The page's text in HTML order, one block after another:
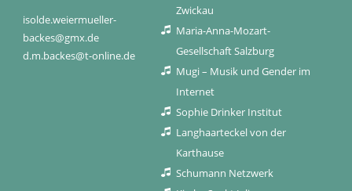
isolde.weiermueller-
backes@gmx.de
d.m.backes@t-online.de
Zwickau
Maria-Anna-Mozart-
Gesellschaft Salzburg
Mugi – Musik und Gender im
Internet
Sophie Drinker Institut
Langhaarteckel von der
Karthause
Schumann Netzwerk